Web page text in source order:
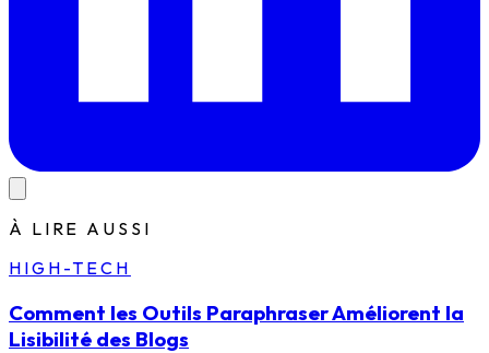
À LIRE AUSSI
HIGH-TECH
Comment les Outils Paraphraser Améliorent la
Lisibilité des Blogs